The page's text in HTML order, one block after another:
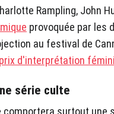
Rampling, John
provoquée par les
au festival de
prix d'interprétation
série culte
comportera surtout une